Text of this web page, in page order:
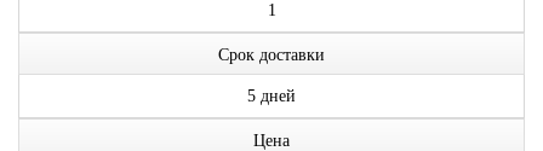
1
Срок доставки
5 дней
Цена